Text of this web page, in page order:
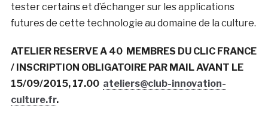
tester certains et d’échanger sur les applications
futures de cette technologie au domaine de la culture.
ATELIER RESERVE A 40 MEMBRES DU CLIC FRANCE
/ INSCRIPTION OBLIGATOIRE PAR MAIL AVANT LE
15/09/2015, 17.00 ateliers@club-innovation-
culture.fr.